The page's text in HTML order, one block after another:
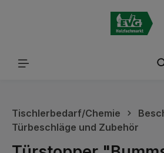
Tischlerbedarf/Chemie
Türbeschläge und Zubehör